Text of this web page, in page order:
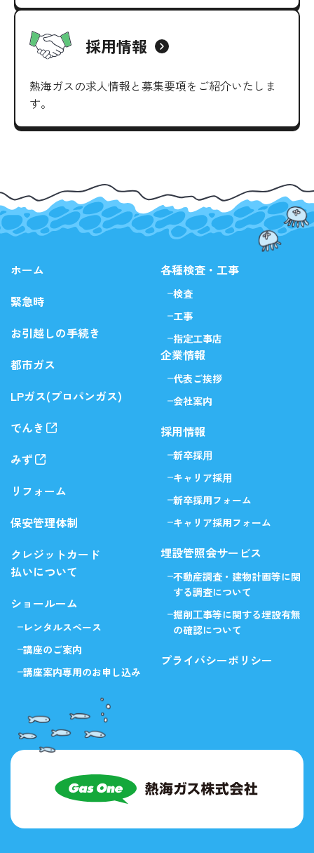
採用情報
熱海ガスの求人情報と募集要項を ご紹介いたしま
す。
ホーム
緊急時
お引越しの手続き
都市ガス
LPガス(プロパンガス)
でんき
みず
リフォーム
保安管理体制
クレジットカード
払いについて
ショールーム
レンタルスペース
講座のご案内
講座案内専用のお申し込み
各種検査・工事
検査
工事
指定工事店
企業情報
代表ご挨拶
会社案内
採用情報
新卒採⽤
キャリア採⽤
新卒採用フォーム
キャリア採用フォーム
埋設管照会サービス
不動産調査・建物計画等に関
する調査について
掘削⼯事等に関する埋設有無
の確認について
プライバシーポリシー